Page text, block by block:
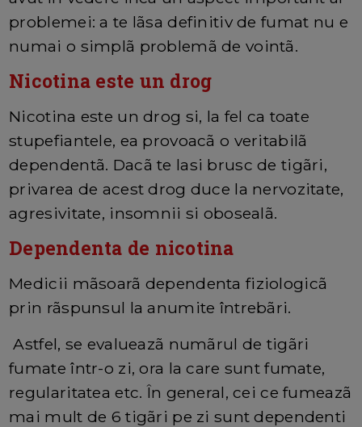
problemei: a te lãsa definitiv de fumat nu e
numai o simplã problemã de vointã.
Nicotina este un drog
Nicotina este un drog si, la fel ca toate
stupefiantele, ea provoacã o veritabilã
dependentã. Dacã te lasi brusc de tigãri,
privarea de acest drog duce la nervozitate,
agresivitate, insomnii si obosealã.
Dependenta de nicotina
Medicii mãsoarã dependenta fiziologicã
prin rãspunsul la anumite întrebãri.
Astfel, se evalueazã numãrul de tigãri
fumate într-o zi, ora la care sunt fumate,
regularitatea etc. În general, cei ce fumeazã
mai mult de 6 tigãri pe zi sunt dependenti